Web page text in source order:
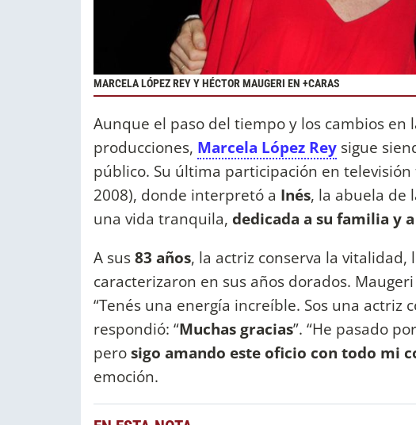
MARCELA LÓPEZ REY Y HÉCTOR MAUGERI EN +CARAS
Aunque el paso del tiempo y los cambios
producciones, Marcela López Rey sigue
público. Su última participación en
2008), donde interpretó a Inés, la abuela de
una vida tranquila, dedicada a su familia y
A sus83 años, la actriz conserva la vitalidad,
caracterizaron en sus años dorados.
“Tenés una energía increíble. Sos una actriz
respondió: “Muchas gracias”. “He pasado
perosigo amando este oficio con todo mi
emoción.